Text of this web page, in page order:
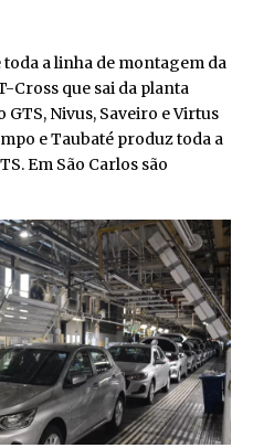
a linha de montagem da
Cross que sai da planta
GTS, Nivus, Saveiro e Virtus
e Taubaté produz toda a
Em São Carlos são